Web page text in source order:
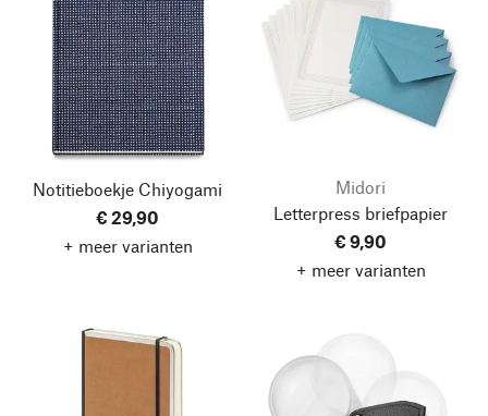
Notitieboekje Chiyogami
€ 29,90
+ meer varianten
Midori
Letterpress briefpapier
€ 9,90
+ meer varianten